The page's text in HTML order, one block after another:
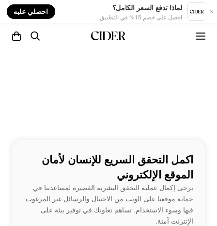
لماذا تدفع السعر الكامل؟
احصل على خصم 15% في التطبيق
احصلي عليه
اكمل التحقق السريع للإنسان لأمان
الموقع الإلكتروني
يرجى إكمال عملية التحقق البشرية القصيرة لمساعدتنا في
حماية موقعنا على الويب من الاحتيال والرسائل غير المرغوب
فيها وسوء الاستخدام. تساهم تعاونك في توفير بيئة على
الإنترنت آمنة.